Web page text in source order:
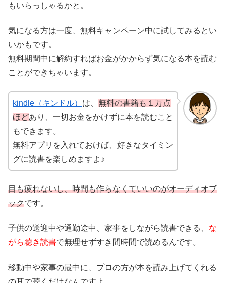
もいらっしゃるかと。
気になる方は一度、無料キャンペーン中に試してみるとい
いかもです。
無料期間中に解約すればお金がかからず気になる本を読む
ことができちゃいます。
kindle（キンドル） は、 無料の書籍も１万点
ほどあり、一切お金をかけずに本を読むこと
もできます。
無料アプリを入れておけば、好きなタイミン
グに読書を楽しめますよ♪
目も疲れないし、時間も作らなくていいのがオーディオブ
ックです。
子供の送迎中や通勤途中、家事をしながら読書できる、 な
がら聴き読書で無理せずすき間時間で読めるんです。
移動中や家事の最中に、プロの方が本を読み上げてくれる